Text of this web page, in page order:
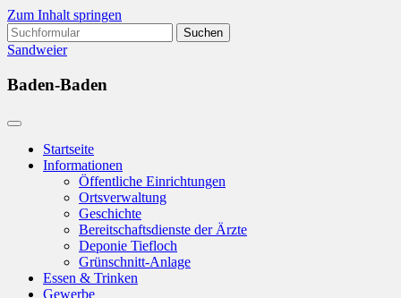
Zum Inhalt springen
Suchen
nach:
Sandweier
Baden-Baden
Startseite
Informationen
Öffentliche Einrichtungen
Ortsverwaltung
Geschichte
Bereitschaftsdienste der Ärzte
Deponie Tiefloch
Grünschnitt-Anlage
Essen & Trinken
Gewerbe